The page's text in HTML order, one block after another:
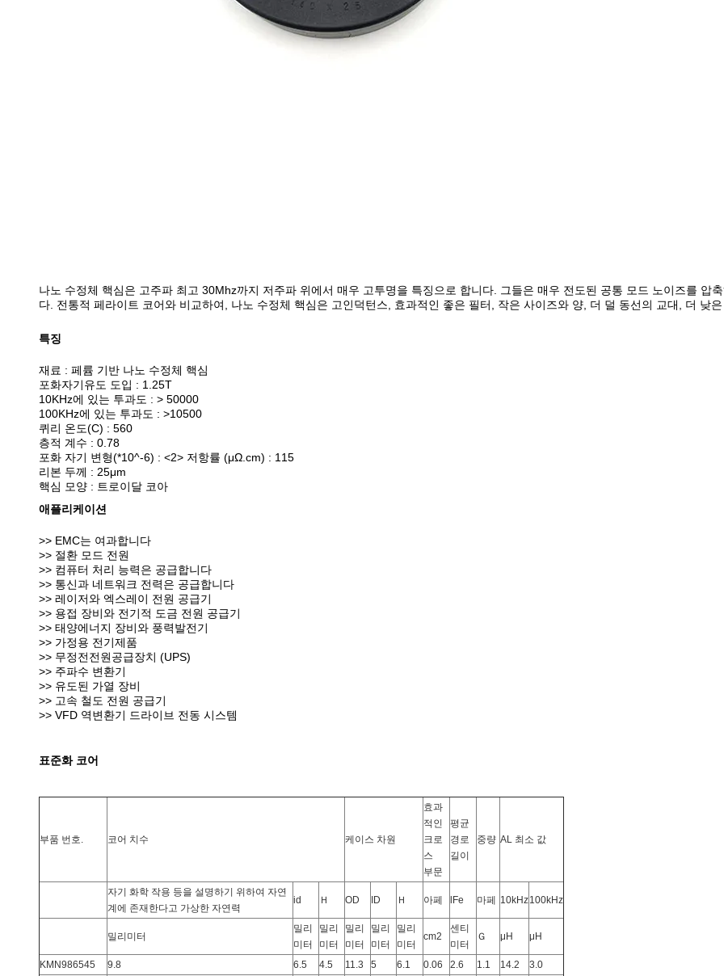
나노 수정체 핵심은 고주파 최고 30Mhz까지 저주파 위에서 매우 고투명을 특징으로 합니다. 그들은 매우 전도된 공통 모드 노이즈를 압
다. 전통적 페라이트 코어와 비교하여, 나노 수정체 핵심은 고인덕턴스, 효과적인 좋은 필터, 작은 사이즈와 양, 더 덜 동선의 교대, 더 낮
특징
재료 : 페륨 기반 나노 수정체 핵심
포화자기유도 도입 : 1.25T
10KHz에 있는 투과도 : > 50000
100KHz에 있는 투과도 : >10500
퀴리 온도(C) : 560
층적 계수 : 0.78
포화 자기 변형(*10^-6) : <2> 저항률 (μΩ.cm) : 115
리본 두께 : 25μm
핵심 모양 : 트로이달 코아
애플리케이션
>> EMC는 여과합니다
>> 절환 모드 전원
>> 컴퓨터 처리 능력은 공급합니다
>> 통신과 네트워크 전력은 공급합니다
>> 레이저와 엑스레이 전원 공급기
>> 용접 장비와 전기적 도금 전원 공급기
>> 태양에너지 장비와 풍력발전기
>> 가정용 전기제품
>> 무정전전원공급장치 (UPS)
>> 주파수 변환기
>> 유도된 가열 장비
>> 고속 철도 전원 공급기
>> VFD 역변환기 드라이브 전동 시스템
표준화 코어
부품 번호. 코어 치수 케이스 차원
효과
적인
크로
스
부문
평균
경로
길이
중량 AL 최소 값
자기 화학 작용 등을 설명하기 위하여 자연
계에 존재한다고 가상한 자연력
id Ｈ OD ID Ｈ 아페 lFe 마페 10kHz100kHz
밀리미터
밀리
미터
밀리
미터
밀리
미터
밀리
미터
밀리
미터
cm2
센티
미터
Ｇ μH μH
KMN986545 9.8 6.5 4.5 11.3 5 6.1 0.06 2.6 1.1 14.2 3.0